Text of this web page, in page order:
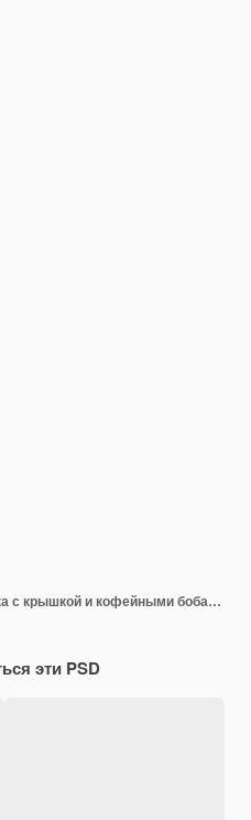
Бумажная кофейная чашка с крышкой и кофейными бобами на фоне с иллюстрацией ветвей и листьев
эти PSD